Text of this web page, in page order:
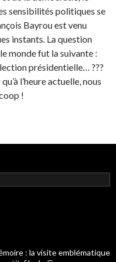
sensibilités politiques se
Bayrou est venu
instants. La question
monde fut la suivante :
présidentielle… ???
l’heure actuelle, nous
!
: la visite emblématique